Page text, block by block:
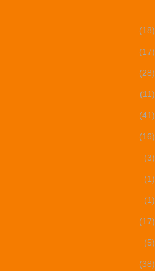
(18)
(17)
(28)
(11)
(41)
(16)
(3)
(1)
(1)
(17)
(5)
(38)